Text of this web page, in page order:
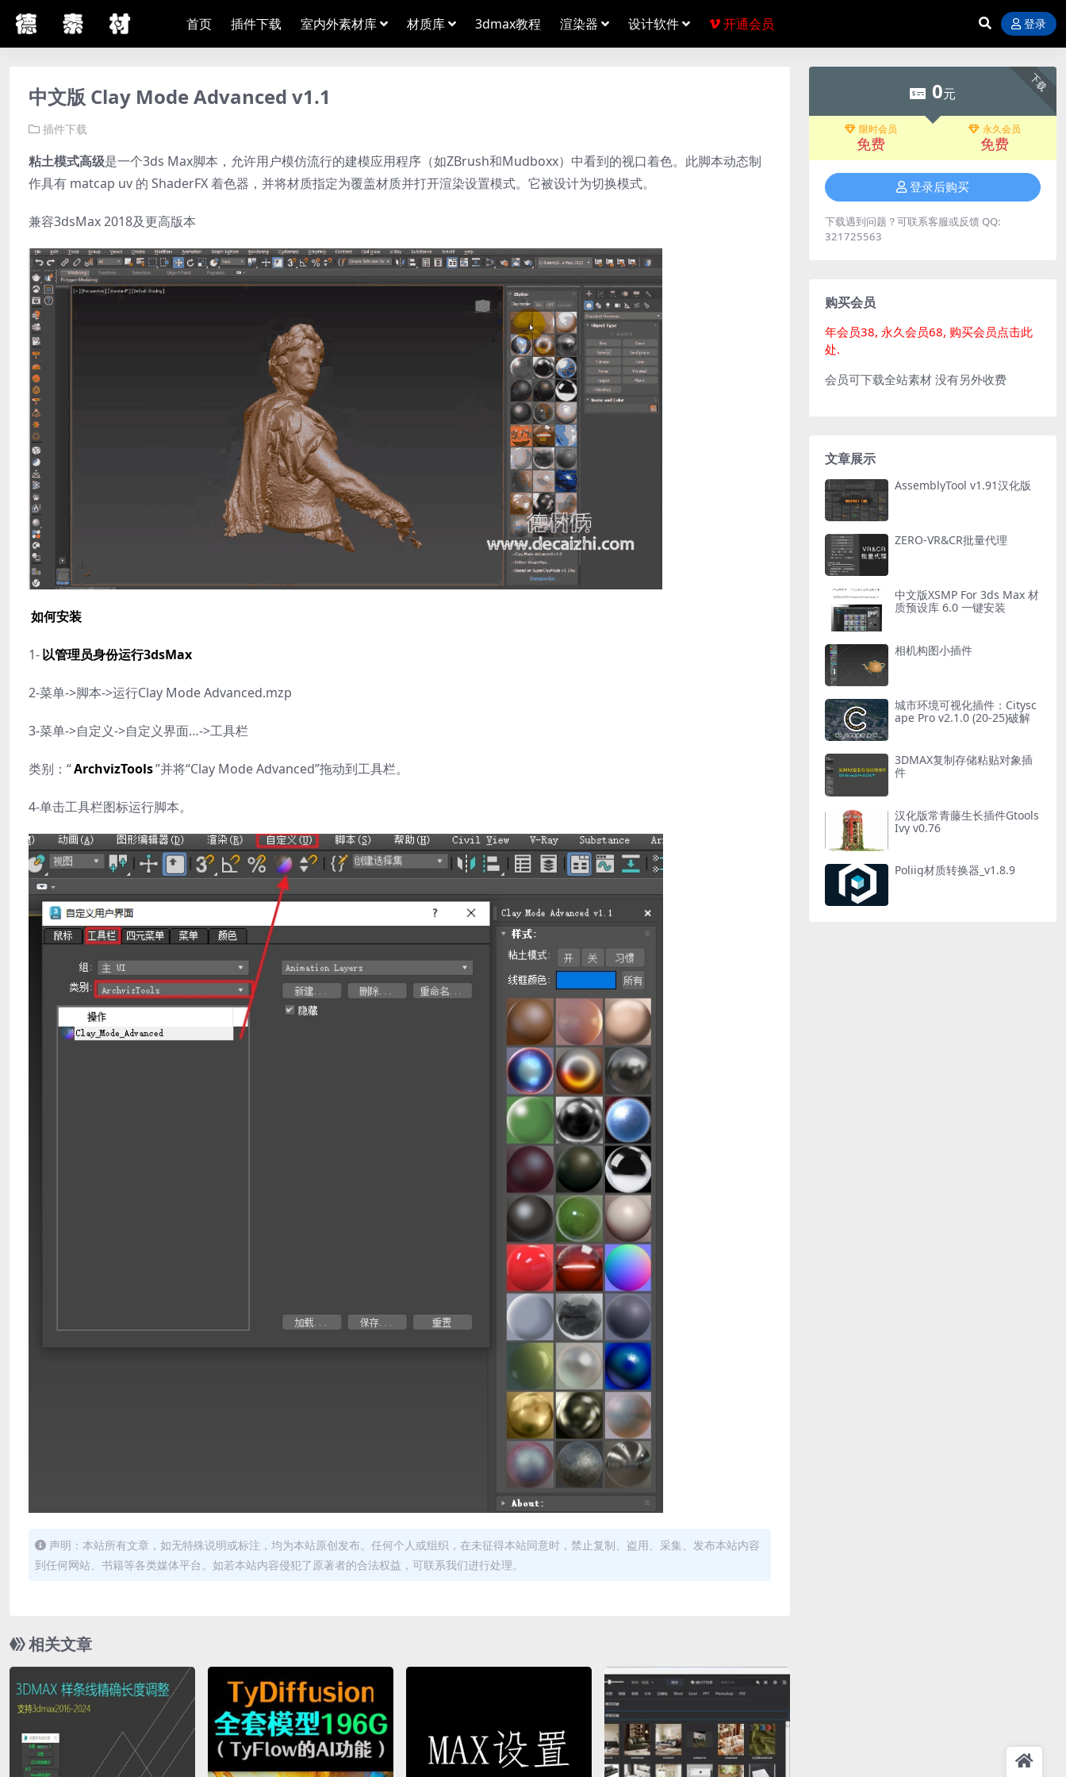
首页 插件下载 室内外素材库 材质库 3dmax教程 渲染器 设计软件 开通会员 登录
中文版 Clay Mode Advanced v1.1
插件下载
粘土模式高级是一个3ds Max脚本，允许用户模仿流行的建模应用程序（如ZBrush和Mudboxx）中看到的视口着色。此脚本动态制
作具有 matcap uv 的 ShaderFX 着色器，并将材质指定为覆盖材质并打开渲染设置模式。它被设计为切换模式。
兼容3dsMax 2018及更高版本
如何安装
1-以管理员身份运行3dsMax
2-菜单->脚本->运行Clay Mode Advanced.mzp
3-菜单->自定义->自定义界面…->工具栏
类别：“ArchvizTools”并将“Clay Mode Advanced”拖动到工具栏。
4-单击工具栏图标运行脚本。
声明：本站所有文章，如无特殊说明或标注，均为本站原创发布。任何个人或组织，在未征得本站同意时，禁止复制、盗用、采集、发布本站内容
到任何网站、书籍等各类媒体平台。如若本站内容侵犯了原著者的合法权益，可联系我们进行处理。
相关文章
下载
0元
限时会员
免费
永久会员
免费
登录后购买
下载遇到问题？可联系客服或反馈 QQ:
321725563
购买会员
年会员38, 永久会员68, 购买会员点击此
处.
会员可下载全站素材 没有另外收费
文章展示
AssemblyTool v1.91汉化版
ZERO-VR&CR批量代理
中文版XSMP For 3ds Max 材
质预设库 6.0 一键安装
相机构图小插件
城市环境可视化插件：Citysc
ape Pro v2.1.0 (20-25)破解
3DMAX复制存储粘贴对象插
件
汉化版常青藤生长插件Gtools
Ivy v0.76
Poliig材质转换器_v1.8.9